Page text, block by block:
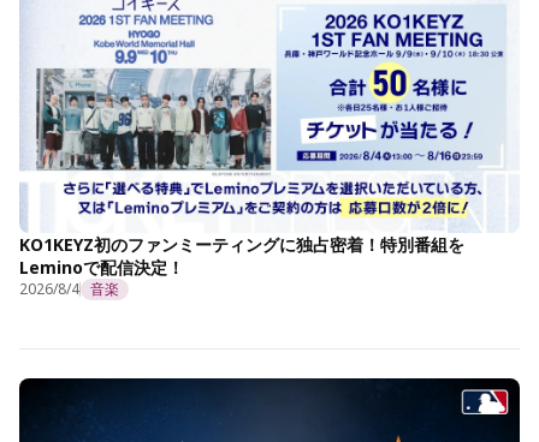
KO1KEYZ初のファンミーティングに独占密着！特別番組を
Leminoで配信決定！
2026/8/4 音楽